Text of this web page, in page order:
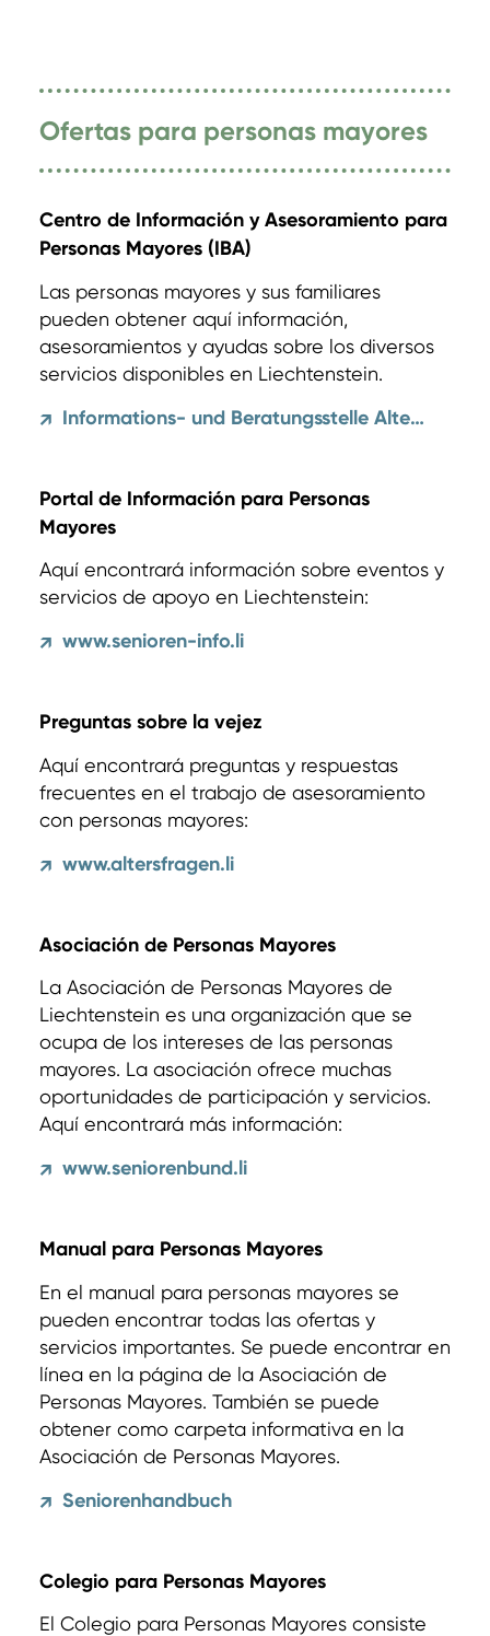
Ofertas para personas mayores
Centro de Información y Asesoramiento para
Personas Mayores (IBA)
Las personas mayores y sus familiares
pueden obtener aquí información,
asesoramientos y ayudas sobre los diversos
servicios disponibles en Liechtenstein.
↗ Informations- und Beratungsstelle Alter (IBA)
Portal de Información para Personas
Mayores
Aquí encontrará información sobre eventos y
servicios de apoyo en Liechtenstein:
↗ www.senioren-info.li
Preguntas sobre la vejez
Aquí encontrará preguntas y respuestas
frecuentes en el trabajo de asesoramiento
con personas mayores:
↗ www.altersfragen.li
Asociación de Personas Mayores
La Asociación de Personas Mayores de
Liechtenstein es una organización que se
ocupa de los intereses de las personas
mayores. La asociación ofrece muchas
oportunidades de participación y servicios.
Aquí encontrará más información:
↗ www.seniorenbund.li
Manual para Personas Mayores
En el manual para personas mayores se
pueden encontrar todas las ofertas y
servicios importantes. Se puede encontrar en
línea en la página de la Asociación de
Personas Mayores. También se puede
obtener como carpeta informativa en la
Asociación de Personas Mayores.
↗ Seniorenhandbuch
Colegio para Personas Mayores
El Colegio para Personas Mayores consiste